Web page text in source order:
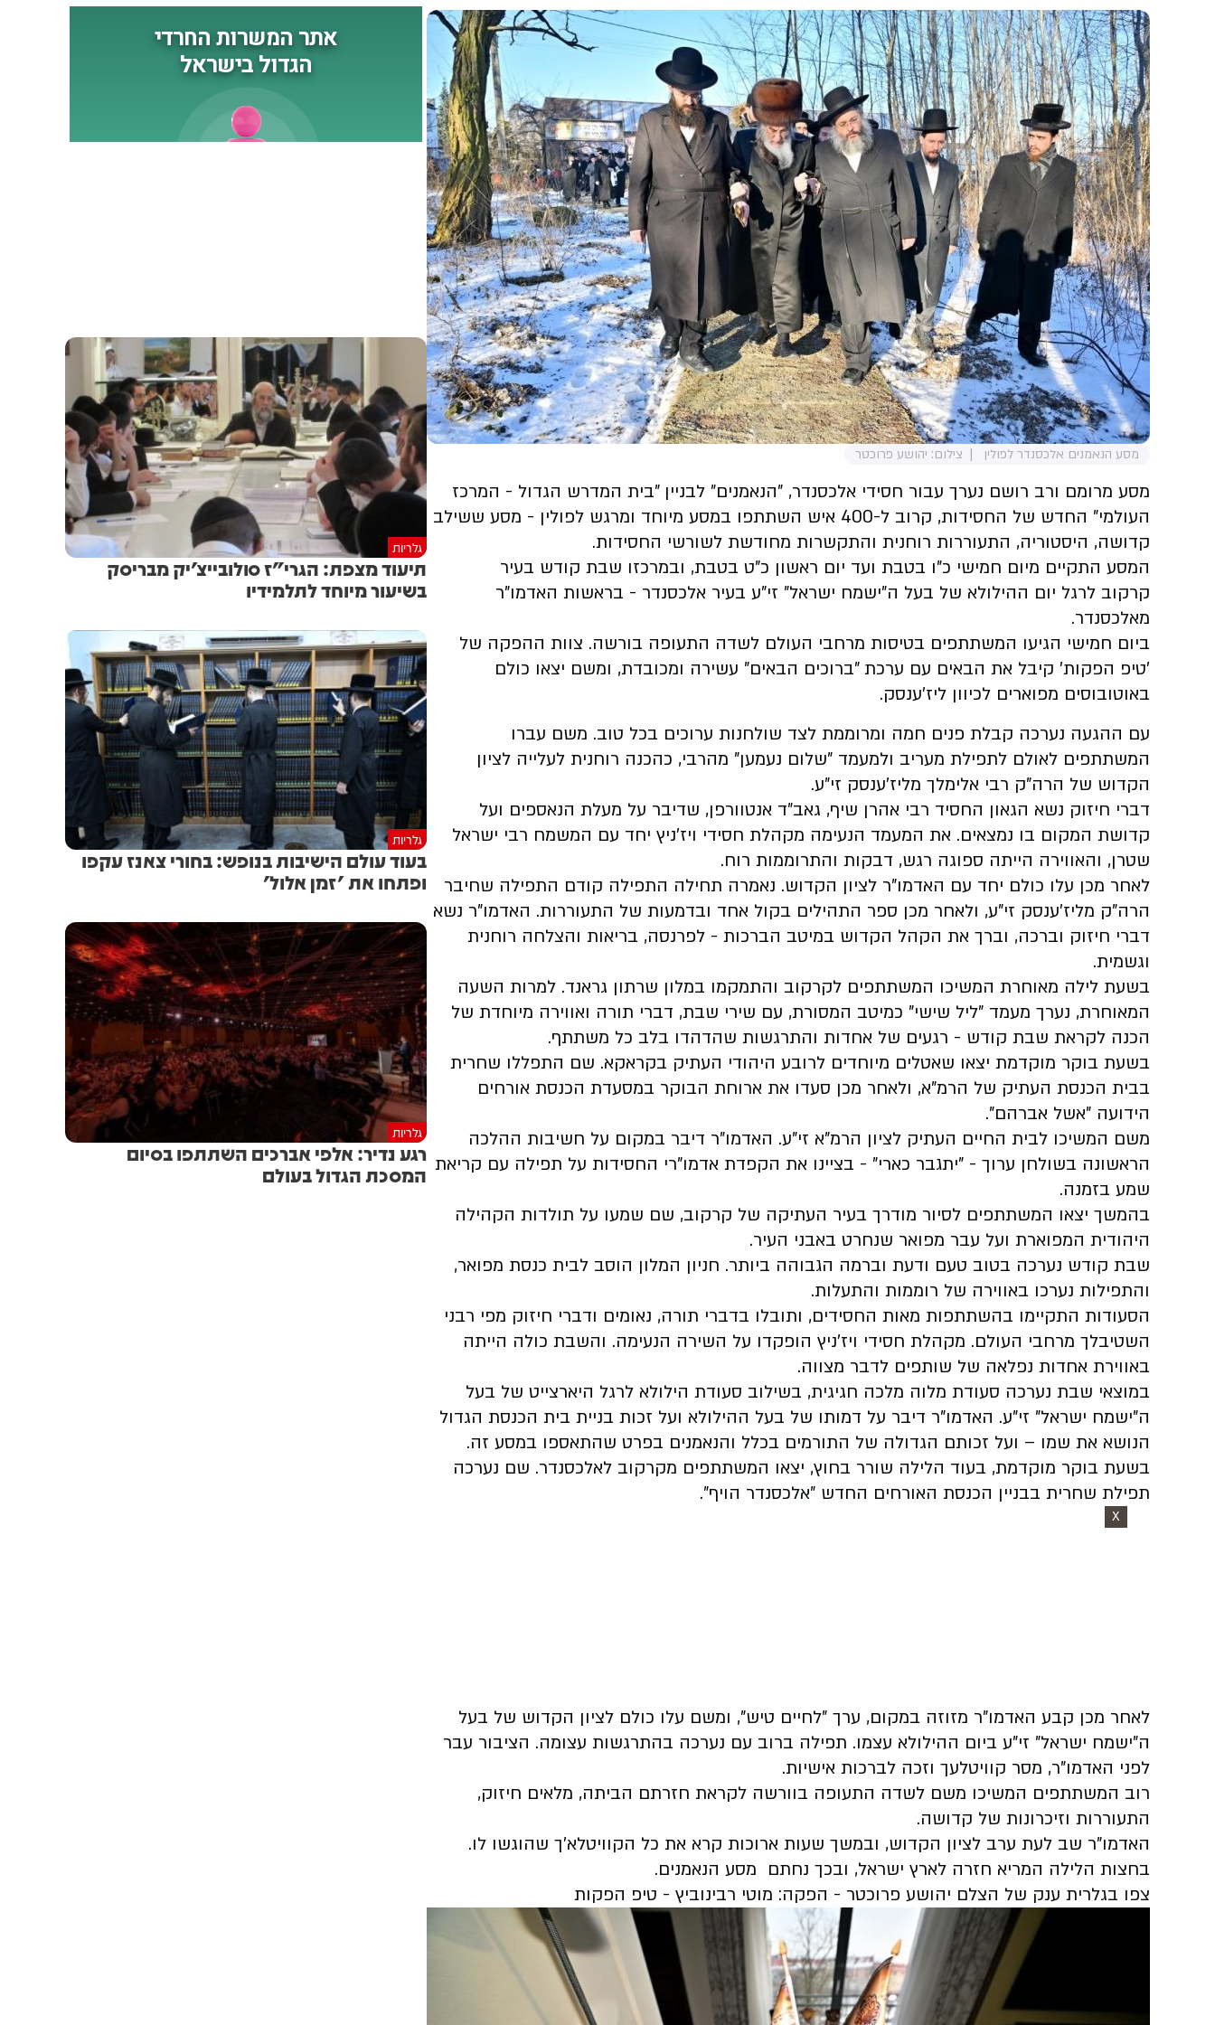
מסע הנאמנים אלכסנדר לפולין צילום: יהושע פרוכטר
מסע מרומם ורב רושם נערך עבור חסידי אלכסנדר, "הנאמנים" לבניין "בית המדרש הגדול - המרכז
העולמי" החדש של החסידות, קרוב ל-400 איש השתתפו במסע מיוחד ומרגש לפולין - מסע ששילב
קדושה, היסטוריה, התעוררות רוחנית והתקשרות מחודשת לשורשי החסידות.
המסע התקיים מיום חמישי כ"ו בטבת ועד יום ראשון כ"ט בטבת, ובמרכזו שבת קודש בעיר
קרקוב לרגל יום ההילולא של בעל ה"ישמח ישראל" זי"ע בעיר אלכסנדר - בראשות האדמו"ר
מאלכסנדר.
ביום חמישי הגיעו המשתתפים בטיסות מרחבי העולם לשדה התעופה בורשה. צוות ההפקה של
'טיפ הפקות' קיבל את הבאים עם ערכת "ברוכים הבאים" עשירה ומכובדת, ומשם יצאו כולם
באוטובוסים מפוארים לכיוון ליז'ענסק.
עם ההגעה נערכה קבלת פנים חמה ומרוממת לצד שולחנות ערוכים בכל טוב. משם עברו
המשתתפים לאולם לתפילת מעריב ולמעמד "שלום נעמען" מהרבי, כהכנה רוחנית לעלייה לציון
הקדוש של הרה"ק רבי אלימלך מליז'ענסק זי"ע.
דברי חיזוק נשא הגאון החסיד רבי אהרן שיף, גאב"ד אנטוורפן, שדיבר על מעלת הנאספים ועל
קדושת המקום בו נמצאים. את המעמד הנעימה מקהלת חסידי ויז'ניץ יחד עם המשמח רבי ישראל
שטרן, והאווירה הייתה ספוגה רגש, דבקות והתרוממות רוח.
לאחר מכן עלו כולם יחד עם האדמו"ר לציון הקדוש. נאמרה תחילה התפילה קודם התפילה שחיבר
הרה"ק מליז'ענסק זי"ע, ולאחר מכן ספר התהילים בקול אחד ובדמעות של התעוררות. האדמו"ר נשא
דברי חיזוק וברכה, וברך את הקהל הקדוש במיטב הברכות - לפרנסה, בריאות והצלחה רוחנית
וגשמית.
בשעת לילה מאוחרת המשיכו המשתתפים לקרקוב והתמקמו במלון שרתון גראנד. למרות השעה
המאוחרת, נערך מעמד "ליל שישי" כמיטב המסורת, עם שירי שבת, דברי תורה ואווירה מיוחדת של
הכנה לקראת שבת קודש - רגעים של אחדות והתרגשות שהדהדו בלב כל משתתף.
בשעת בוקר מוקדמת יצאו שאטלים מיוחדים לרובע היהודי העתיק בקראקא. שם התפללו שחרית
בבית הכנסת העתיק של הרמ"א, ולאחר מכן סעדו את ארוחת הבוקר במסעדת הכנסת אורחים
הידועה "אשל אברהם".
משם המשיכו לבית החיים העתיק לציון הרמ"א זי"ע. האדמו"ר דיבר במקום על חשיבות ההלכה
הראשונה בשולחן ערוך - "יתגבר כארי" - בציינו את הקפדת אדמו"רי החסידות על תפילה עם קריאת
שמע בזמנה.
בהמשך יצאו המשתתפים לסיור מודרך בעיר העתיקה של קרקוב, שם שמעו על תולדות הקהילה
היהודית המפוארת ועל עבר מפואר שנחרט באבני העיר.
שבת קודש נערכה בטוב טעם ודעת וברמה הגבוהה ביותר. חניון המלון הוסב לבית כנסת מפואר,
והתפילות נערכו באווירה של רוממות והתעלות.
הסעודות התקיימו בהשתתפות מאות החסידים, ותובלו בדברי תורה, נאומים ודברי חיזוק מפי רבני
השטיבלך מרחבי העולם. מקהלת חסידי ויז'ניץ הופקדו על השירה הנעימה. והשבת כולה הייתה
באווירת אחדות נפלאה של שותפים לדבר מצווה.
במוצאי שבת נערכה סעודת מלוה מלכה חגיגית, בשילוב סעודת הילולא לרגל היארצייט של בעל
ה"ישמח ישראל" זי"ע. האדמו"ר דיבר על דמותו של בעל ההילולא ועל זכות בניית בית הכנסת הגדול
הנושא את שמו – ועל זכותם הגדולה של התורמים בכלל והנאמנים בפרט שהתאספו במסע זה.
בשעת בוקר מוקדמת, בעוד הלילה שורר בחוץ, יצאו המשתתפים מקרקוב לאלכסנדר. שם נערכה
תפילת שחרית בבניין הכנסת האורחים החדש "אלכסנדר הויף".
X
לאחר מכן קבע האדמו"ר מזוזה במקום, ערך "לחיים טיש", ומשם עלו כולם לציון הקדוש של בעל
ה"ישמח ישראל" זי"ע ביום ההילולא עצמו. תפילה ברוב עם נערכה בהתרגשות עצומה. הציבור עבר
לפני האדמו"ר, מסר קוויטלעך וזכה לברכות אישיות.
רוב המשתתפים המשיכו משם לשדה התעופה בוורשה לקראת חזרתם הביתה, מלאים חיזוק,
התעוררות וזיכרונות של קדושה.
האדמו"ר שב לעת ערב לציון הקדוש, ובמשך שעות ארוכות קרא את כל הקוויטלא'ך שהוגשו לו.
בחצות הלילה המריא חזרה לארץ ישראל, ובכך נחתם מסע הנאמנים.
צפו בגלרית ענק של הצלם יהושע פרוכטר - הפקה: מוטי רבינוביץ - טיפ הפקות
גלריות
תיעוד מצפת: הגרי"ז סולובייצ'יק מבריסק
בשיעור מיוחד לתלמידיו
גלריות
בעוד עולם הישיבות בנופש: בחורי צאנז עקפו
ופתחו את 'זמן אלול'
גלריות
רגע נדיר: אלפי אברכים השתתפו בסיום
המסכת הגדול בעולם